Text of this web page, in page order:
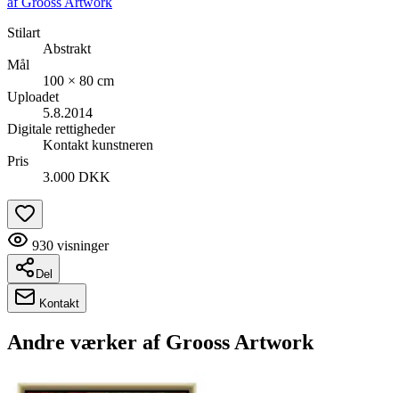
Stilart
Abstrakt
Mål
100 × 80 cm
Uploadet
5.8.2014
Digitale rettigheder
Kontakt kunstneren
Pris
3.000 DKK
930 visninger
Del
Kontakt
Andre værker af Grooss Artwork